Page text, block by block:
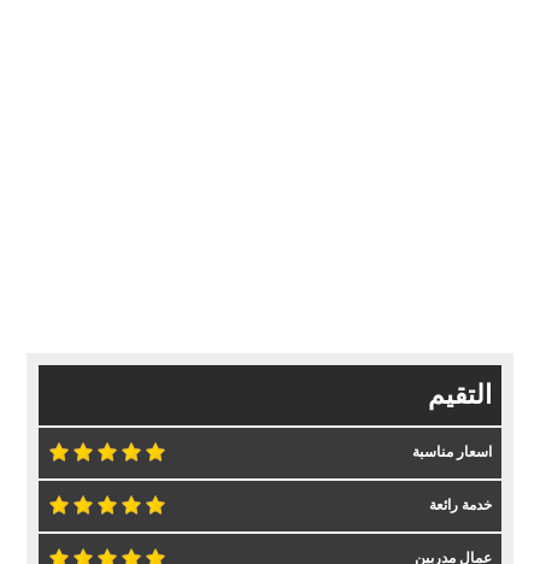
التقيم
اسعار مناسبة
خدمة رائعة
عمال مدربين